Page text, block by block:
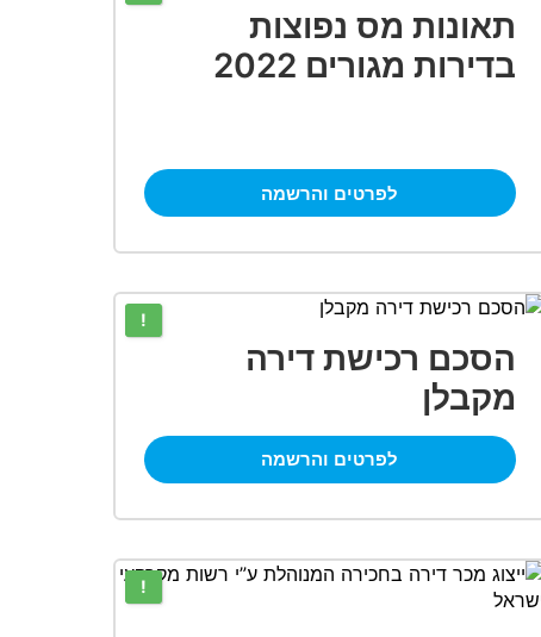
תאונות מס נפוצות
בדירות מגורים 2022
לפרטים והרשמה
!
הסכם רכישת דירה
מקבלן
לפרטים והרשמה
!